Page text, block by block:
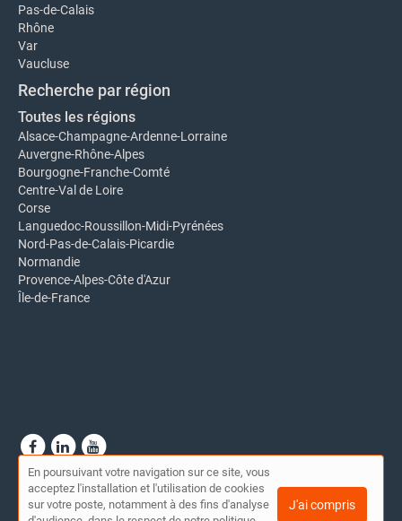
Pas-de-Calais
Rhône
Var
Vaucluse
Recherche par région
Toutes les régions
Alsace-Champagne-Ardenne-Lorraine
Auvergne-Rhône-Alpes
Bourgogne-Franche-Comté
Centre-Val de Loire
Corse
Languedoc-Roussillon-Midi-Pyrénées
Nord-Pas-de-Calais-Picardie
Normandie
Provence-Alpes-Côte d'Azur
Île-de-France
© Annuaire Coalix 2026 |Plan du site|Mon compte
Conditions générales d'utilisation|Mentions légales
En poursuivant votre navigation sur ce site, vous
acceptez l'installation et l'utilisation de cookies
sur votre poste, notamment à des fins d'analyse
J'ai compris